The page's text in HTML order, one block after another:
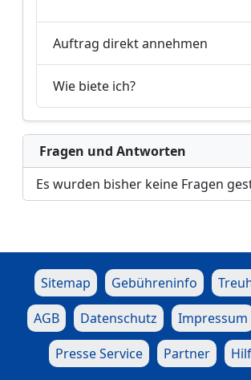
Auftrag direkt annehmen
Wie biete ich?
Fragen und Antworten
Es wurden bisher keine Fragen
Sitemap Gebühreninfo
AGB
Datenschutz Impressum
Presse Service
Partner